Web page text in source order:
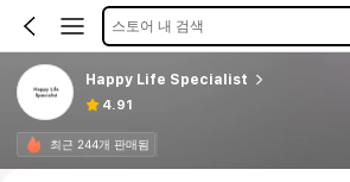
스토어 내 검색
Happy Life Specialist
4.91
최근 244개 판매됨